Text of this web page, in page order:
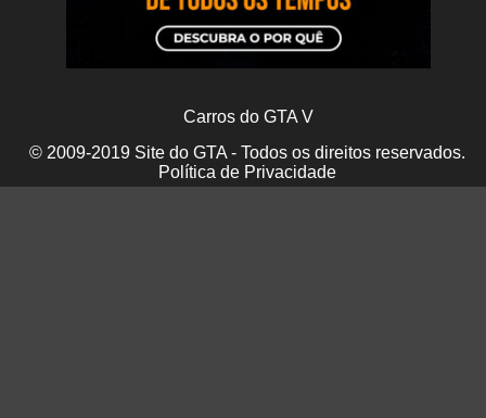
Carros do GTA V
© 2009-2019 Site do GTA - Todos os direitos reservados.
Política de Privacidade